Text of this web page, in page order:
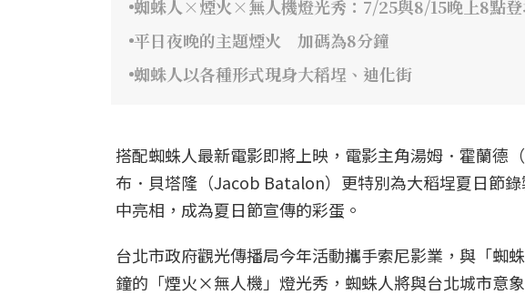
蜘蛛人×煙火×無人機燈光秀：7/25與8/15晚上8點
平日夜晚的主題煙火 加碼為8分鐘
蜘蛛人以各種形式現身大稻埕、迪化街
搭配蜘蛛人最新電影即將上映，電影主角湯姆．霍蘭
布．貝塔隆（Jacob Batalon）更特別為大稻埕夏日節
中亮相，成為夏日節宣傳的彩蛋。
台北市政府觀光傳播局今年活動攜手索尼影業，與「蜘
鐘的「煙火×無人機」燈光秀，蜘蛛人將與台北城市意